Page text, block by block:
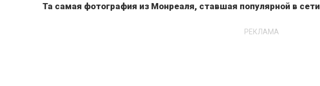
Та самая фотография из Монреаля, ставшая популярной в сети
РЕКЛАМА